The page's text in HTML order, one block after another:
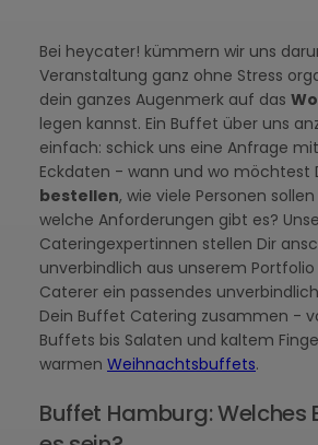
Bei heycater! kümmern wir uns
Veranstaltung ganz ohne Stress
dein ganzes Augenmerk auf das
legen kannst. Ein Buffet über uns
einfach: schick uns eine Anfrage
Eckdaten - wann und wo möchtest
bestellen, wie viele Personen
welche Anforderungen gibt es?
Cateringexpertinnen stellen Dir
unverbindlich aus unserem
Caterer ein passendes
Dein Buffet Catering zusammen -
Buffets bis Salaten und kaltem
warmen Weihnachtsbuffets.
Buffet Hamburg: Welches